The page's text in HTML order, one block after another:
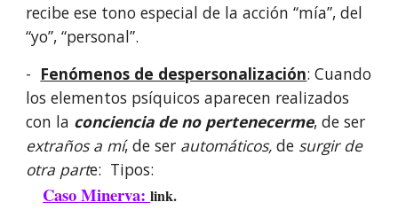
recibe ese tono especial de la acción “mía”, del
“yo”, “personal”.
- Fenómenos de despersonalización: Cuando
los elementos psíquicos aparecen realizados
con la conciencia de no pertenecerme, de ser
extraños a mí, de ser automáticos, de surgir de
otra parte: Tipos:
Caso Minerva:link.